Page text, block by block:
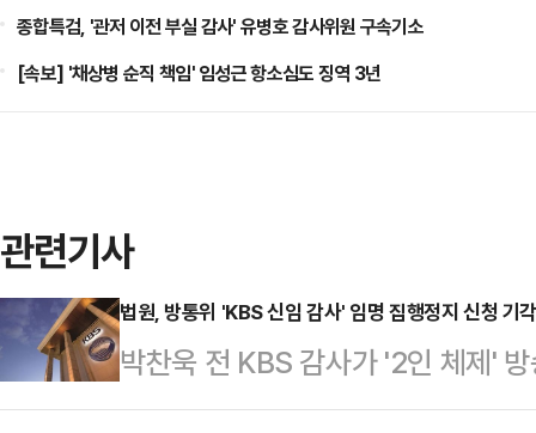
종합특검, '관저 이전 부실 감사' 유병호 감사위원 구속기소
[속보] '채상병 순직 책임' 임성근 항소심도 징역 3년
관련기사
법원, 방통위 'KBS 신임 감사' 임명 집행정지 신청 기각
박찬욱 전 KBS 감사가 '2인 체제'
결에 반발해 집행정지 신청을 냈으